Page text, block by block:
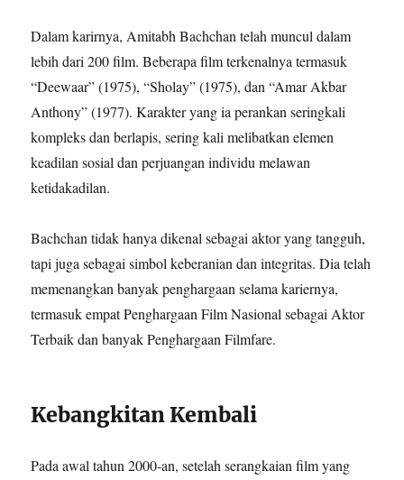
Dalam karirnya, Amitabh Bachchan telah muncul dalam
lebih dari 200 film. Beberapa film terkenalnya termasuk
“Deewaar” (1975), “Sholay” (1975), dan “Amar Akbar
Anthony” (1977). Karakter yang ia perankan seringkali
kompleks dan berlapis, sering kali melibatkan elemen
keadilan sosial dan perjuangan individu melawan
ketidakadilan.
Bachchan tidak hanya dikenal sebagai aktor yang tangguh,
tapi juga sebagai simbol keberanian dan integritas. Dia telah
memenangkan banyak penghargaan selama kariernya,
termasuk empat Penghargaan Film Nasional sebagai Aktor
Terbaik dan banyak Penghargaan Filmfare.
Kebangkitan Kembali
Pada awal tahun 2000-an, setelah serangkaian film yang